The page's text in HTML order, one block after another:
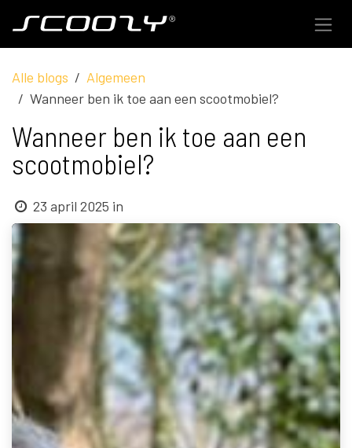
Alle blogs
Algemeen
Wanneer ben ik toe aan een scootmobiel?
Wanneer ben ik toe aan een
scootmobiel?
23 april 2025 in